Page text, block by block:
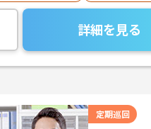
詳細を見る
定期巡回